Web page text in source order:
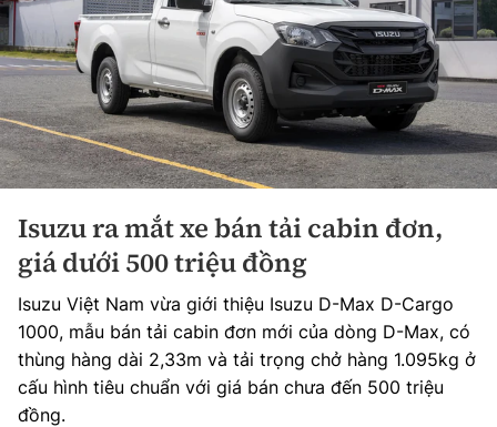
Isuzu ra mắt xe bán tải cabin đơn,
giá dưới 500 triệu đồng
Isuzu Việt Nam vừa giới thiệu Isuzu D-Max D-Cargo
1000, mẫu bán tải cabin đơn mới của dòng D-Max, có
thùng hàng dài 2,33m và tải trọng chở hàng 1.095kg ở
cấu hình tiêu chuẩn với giá bán chưa đến 500 triệu
đồng.